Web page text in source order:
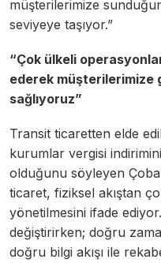
müşterilerimize
seviyeye taşıyor.”
“Çok ülkeli
ederek müşterilerimize
sağlıyoruz”
Transit ticaretten elde
kurumlar vergisi
olduğunu söyleyen
ticaret, fiziksel akıştan
yönetilmesini ifade
değiştirirken; doğru
doğru bilgi akışı ile